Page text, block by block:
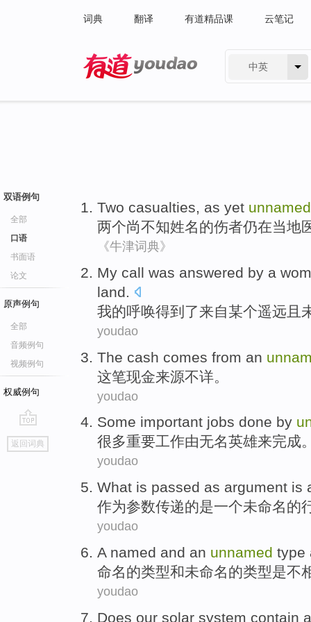
词典 翻译 有道精品课 云笔记
中英
双语例句
全部
口语
书面语
论文
原声例句
全部
音频例句
视频例句
权威例句
go
top
返回词典
Two casualties, as yet unnamed
两个尚不知姓名的伤者仍在当地
《牛津词典》
My call was answered by a
land.
我的呼唤得到 了来自某个遥远且
youdao
The cash comes from an
这笔现金来源不详。
youdao
Some important jobs done by
很多重要工作由无名英雄来完成
youdao
What is passed as argument is
作为参数传递的是一个未命名的
youdao
A named and an unnamed type
命名的类型和未命名的类型是不
youdao
Does our solar system contain a